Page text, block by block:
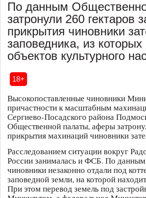
По данным
затронули 260 гектаров
прикрытия чиновники
заповедника, из
объектов культурного
18+
Высокопоставленные чиновники
причастности к масштабным
Сергиево-Посадского района
Общественной палаты, аферы
прикрытия махинаций чиновники
Расследованием ситуации вокруг
России занималась и ФСБ. По
чиновники незаконно отдали под
заповедной земли, на которой
При этом перевод земель под